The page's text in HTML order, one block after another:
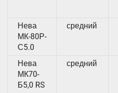
Нева
МК-80Р-
С5.0
средний
Нева
МК70-
Б5,0 RS
средний